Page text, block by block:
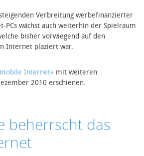
Verbreitung werbefinanzierter
PCs wächst auch weiterhin der Spielraum
bisher vorwiegend auf den
Internet plaziert war.
Internet« mit weiteren
2010 erschienen.
beherrscht das